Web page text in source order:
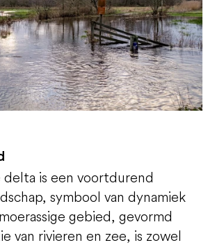
delta is een voortdurend
symbool van dynamiek
gebied, gevormd
van rivieren en zee, is zowel